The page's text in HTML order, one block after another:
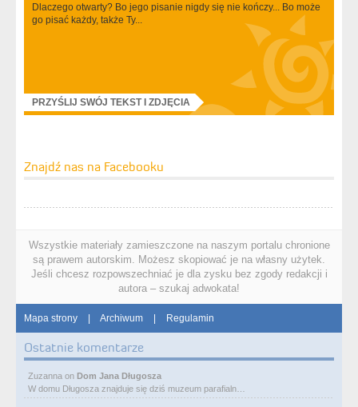
Dlaczego otwarty? Bo jego pisanie nigdy się nie kończy... Bo może
go pisać każdy, także Ty...
PRZYŚLIJ SWÓJ TEKST I ZDJĘCIA
Znajdź nas na Facebooku
Wszystkie materiały zamieszczone na naszym portalu chronione
są prawem autorskim. Możesz skopiować je na własny użytek.
Jeśli chcesz rozpowszechniać je dla zysku bez zgody redakcji i
autora – szukaj adwokata!
Mapa strony | Archiwum | Regulamin
Ostatnie komentarze
Zuzanna on Dom Jana Długosza
W domu Długosza znajduje się dziś muzeum parafialn…